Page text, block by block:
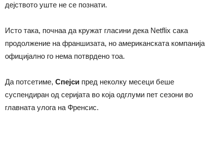
дејството уште не се познати.
Исто така, почнаа да кружат гласини дека Netflix сака
продолжение на франшизата, но американската компанија
официјално го нема потврдено тоа.
Да потсетиме, Спејси пред неколку месеци беше
суспендиран од серијата во која одглуми пет сезони во
главната улога на Френсис.